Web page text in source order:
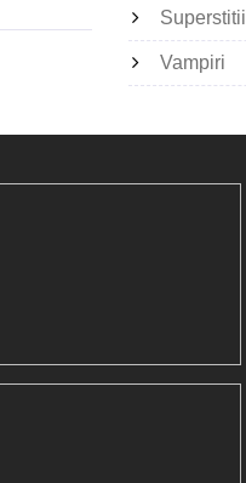
Superstitii
Vampiri